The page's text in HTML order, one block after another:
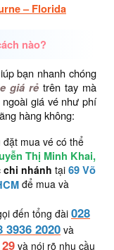
– Florida
nào?
bạn nhanh chóng
giá rẻtrên tay mà
giá vé như phí
hàng không:
mua vé có thể
Thị Minh Khai,
chi nhánh tại 69 Võ
để mua và
đến tổng đài 028
3936 2020và
và nói rõ nhu cầu